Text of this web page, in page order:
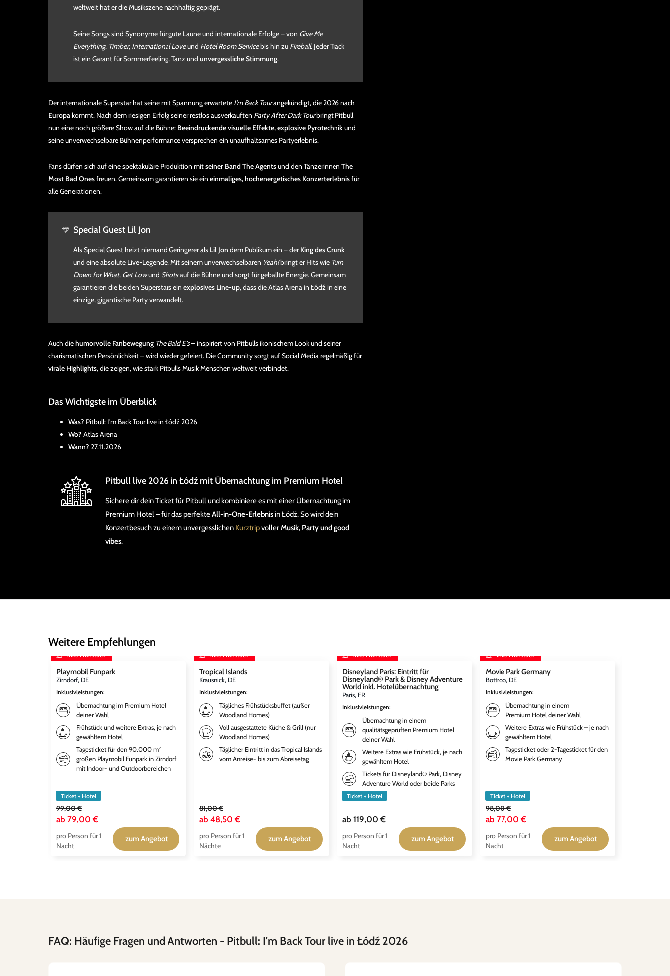
weltweit hat er die Musikszene nachhaltig geprägt.
Seine Songs sind Synonyme für gute Laune und internationale Erfolge – von Give Me
Everything, Timber, International Loveund Hotel Room Servicebis hin zu Fireball. Jeder Track
ist ein Garant für Sommerfeeling, Tanz und unvergessliche Stimmung.
Der internationale Superstar hat seine mit Spannung erwartete I’m Back Tourangekündigt, die 2026 nach
Europakommt. Nach dem riesigen Erfolg seiner restlos ausverkauften Party After Dark Tourbringt Pitbull
nun eine noch größere Show auf die Bühne: Beeindruckende visuelle Effekte, explosive Pyrotechnikund
seine unverwechselbare Bühnenperformance versprechen ein unaufhaltsames Partyerlebnis.
Fans dürfen sich auf eine spektakuläre Produktion mitseiner Band The Agentsund den Tänzerinnen The
Most Bad Onesfreuen. Gemeinsam garantieren sie ein einmaliges, hochenergetisches Konzerterlebnisfür
alle Generationen.
Special Guest Lil Jon
Als Special Guest heizt niemand Geringerer als Lil Jon dem Publikum ein – derKing des Crunk
und eine absolute Live-Legende. Mit seinem unverwechselbaren Yeah!bringt er Hits wie Turn
Down for What, Get Lowund Shotsauf die Bühne und sorgt für geballte Energie. Gemeinsam
garantieren die beiden Superstars ein explosives Line-up, dass die Atlas Arena in Łódź in eine
einzige, gigantische Party verwandelt.
Auch diehumorvolle Fanbewegung The Bald E’s– inspiriert von Pitbulls ikonischem Look und seiner
charismatischen Persönlichkeit – wird wieder gefeiert. Die Community sorgt auf Social Media regelmäßig für
virale Highlights, die zeigen, wie stark Pitbulls Musik Menschen weltweit verbindet.
Das Wichtigste im Überblick
Was? Pitbull: I'm Back Tour live in Łódź 2026
Wo? Atlas Arena
Wann? 27.11.2026
Pitbull live 2026 in Łódź mit Übernachtung im Premium Hotel
Sichere dir dein Ticket für Pitbull und kombiniere es mit einer Übernachtung im
Premium Hotel – für das perfekteAll-in-One-Erlebnis in Łódź. So wird dein
Konzertbesuch zu einem unvergesslichen KurztripvollerMusik, Party und good
vibes.
Weitere Empfehlungen
inkl. Frühstück
Playmobil Funpark
Zirndorf, DE
Inklusivleistungen:
Übernachtung im Premium Hotel
deiner Wahl
Frühstück und weitere Extras, je nach
gewähltem Hotel
Tagesticket für den 90.000 m²
großen Playmobil Funpark in Zirndorf
mit Indoor- und Outdoorbereichen
Ticket + Hotel
99,00 €
ab 79,00 €
pro Person für 1
Nacht
zum Angebot
inkl. Frühstück
Tropical Islands
Krausnick, DE
Inklusivleistungen:
Tägliches Frühstücksbuffet (außer
Woodland Homes)
Voll ausgestattete Küche & Grill (nur
Woodland Homes)
Täglicher Eintritt in das Tropical Islands
vom Anreise- bis zum Abreisetag
81,00 €
ab 48,50 €
pro Person für 1
Nächte
zum Angebot
inkl. Frühstück
Disneyland Paris: Eintritt für
Disneyland® Park & Disney Adventure
World inkl. Hotelübernachtung
Paris, FR
Inklusivleistungen:
Übernachtung in einem
qualitätsgeprüften Premium Hotel
deiner Wahl
Weitere Extras wie Frühstück, je nach
gewähltem Hotel
Tickets für Disneyland® Park, Disney
Adventure World oder beide Parks
Ticket + Hotel
ab 119,00 €
pro Person für 1
Nacht
zum Angebot
inkl. Frühstück
Movie Park Germany
Bottrop, DE
Inklusivleistungen:
Übernachtung in einem
Premium Hotel deiner Wahl
Weitere Extras wie Frühstück – je nach
gewähltem Hotel
Tagesticket oder 2-Tagesticket für den
Movie Park Germany
Ticket + Hotel
98,00 €
ab 77,00 €
pro Person für 1
Nacht
zum Angebot
FAQ: Häufige Fragen und Antworten - Pitbull: I'm Back Tour live in Łódź 2026